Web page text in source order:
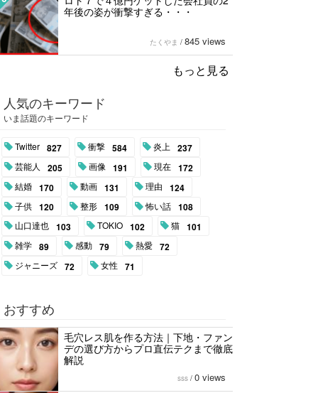
年後の姿が衝撃すぎる・・・
たくやま / 845 views
もっと見る
人気のキーワード
いま話題のキーワード
Twitter 827 衝撃 584 炎上 237
芸能人 205 画像 191 現在 172
結婚 170 動画 131 理由 124
子供 120 整形 109 怖い話 108
山口達也 103 TOKIO 102 猫 101
雑学 89 感動 79 熱愛 72
ジャニーズ 72 女性 71
おすすめ
毛穴レス肌を作る方法｜下地・ファン
デの選び方からプロ直伝テクまで徹底
解説
sss / 0 views